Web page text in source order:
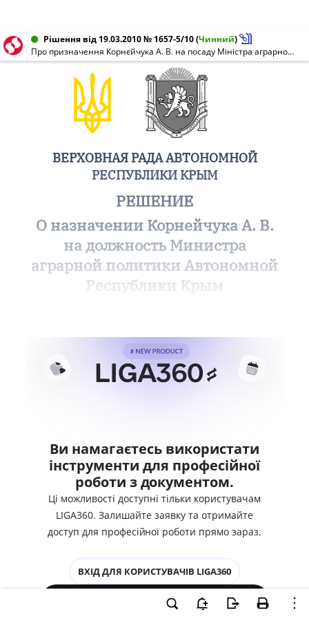
Рішення від 19.03.2010 № 1657-5/10(Чинний)
Про призначення Корнєйчука А. В. на посаду Міністра аграрної політики Автономної Республіки Крим
ВЕРХОВНАЯ РАДА АВТОНОМНОЙ
РЕСПУБЛИКИ КРЫМ
РЕШЕНИЕ
О назначении Корнейчука А. В.
на должность Министра
аграрной политики Автономной
Республики Крым
Ви намагаєтесь використати
інструменти для професійної
роботи з документом.
Ці можливості доступні тільки користувачам
LIGA360. Залишайте заявку та отримайте
доступ для професійної роботи прямо зараз.
ВХІД ДЛЯ КОРИСТУВАЧІВ LIGA360
ХОЧУ СПРОБУВАТИ LIGA360 - ОТРИМАТИ